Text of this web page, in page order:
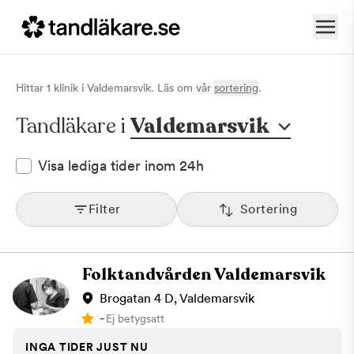
Hittar 1 klinik i Valdemarsvik. Läs om vår sortering.
Tandläkare i Valdemarsvik
Visa lediga tider inom 24h
Filter Sortering
Folktandvården Valdemarsvik
Brogatan 4 D, Valdemarsvik
-Ej betygsatt
INGA TIDER JUST NU